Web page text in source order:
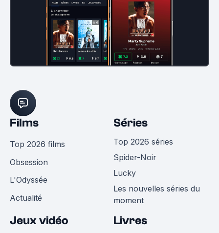
Films
Top 2026 films
Obsession
L'Odyssée
Actualité
Séries
Top 2026 séries
Spider-Noir
Lucky
Les nouvelles séries du
moment
Jeux vidéo Livres